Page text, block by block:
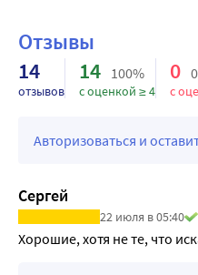
инъекции
• Технология «Thin-wall» -
• Особая заточка и
• Подходят для любого
• 31G (диаметр 0,26 мм) х
• 31G (диаметр 0,26 мм) х
• 31G (диаметр 0,26 мм) х
Отзывы
14
отзывов
14 100%
с оценкой ≥ 4
0
с
Авторизоваться и
Сергей
22 июля в 05:40
Хорошие, хотя не те, что